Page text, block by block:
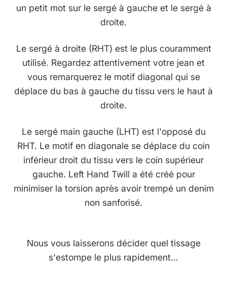
un petit mot sur le sergé à gauche et le sergé à
droite.
Le sergé à droite (RHT) est le plus couramment
utilisé. Regardez attentivement votre jean et
vous remarquerez le motif diagonal qui se
déplace du bas à gauche du tissu vers le haut à
droite.
Le sergé main gauche (LHT) est l'opposé du
RHT. Le motif en diagonale se déplace du coin
inférieur droit du tissu vers le coin supérieur
gauche. Left Hand Twill a été créé pour
minimiser la torsion après avoir trempé un denim
non sanforisé.
Nous vous laisserons décider quel tissage
s'estompe le plus rapidement...